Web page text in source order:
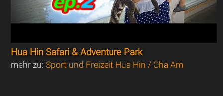
Hua Hin Safari & Adventure Park
mehr zu:Sport und Freizeit Hua Hin / Cha Am